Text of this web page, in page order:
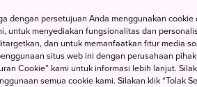
dengan persetujuan Anda menggunakan
untuk menyediakan fungsionalitas dan
dan untuk memanfaatkan fitur media
situs web ini dengan perusahaan
Cookie” kami untuk informasi lebih lanjut.
semua cookie kami. Silakan klik “Tolak